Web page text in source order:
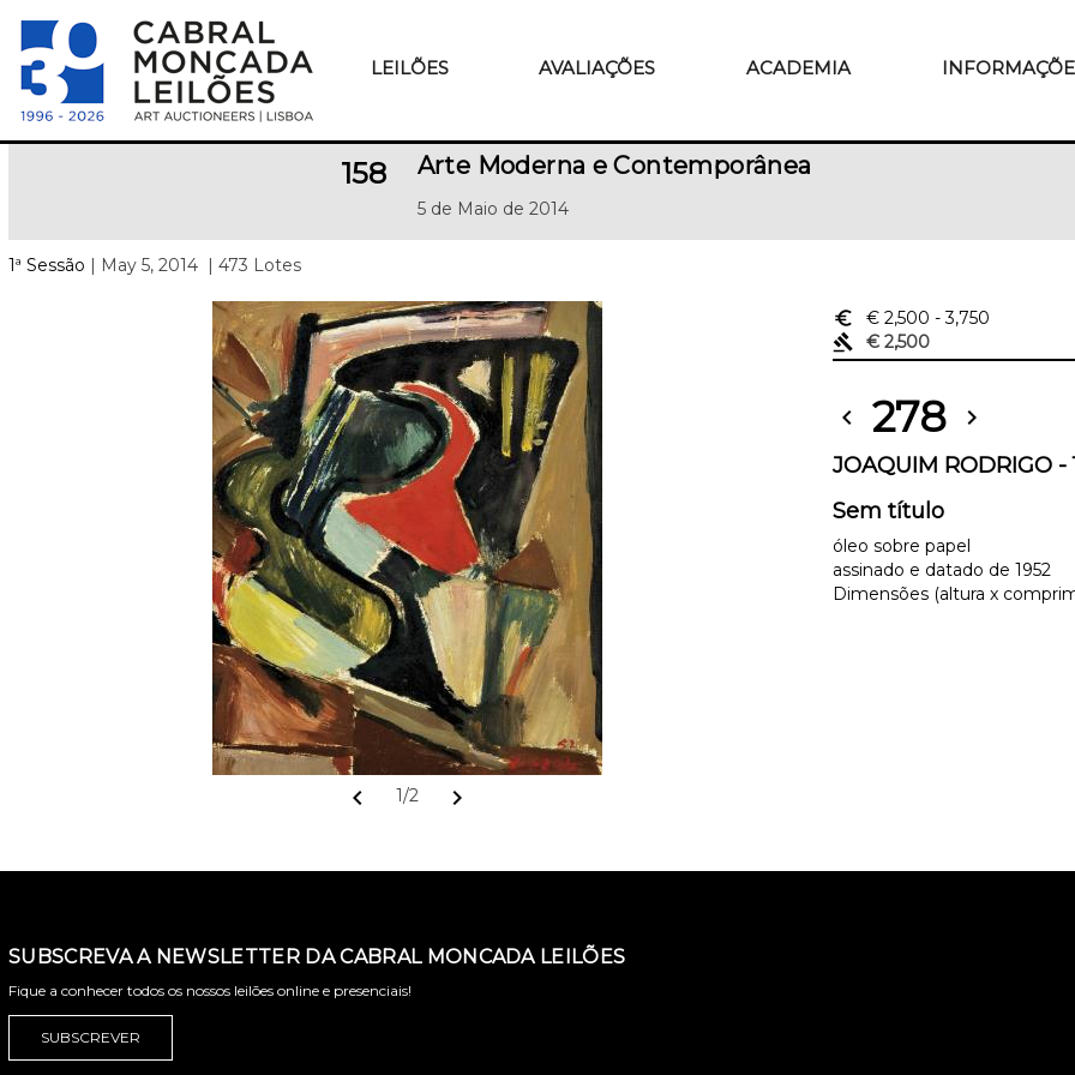
LEILÕES AVALIAÇÕES ACADEMIA
158 Arte Moderna e Contemporânea
5 de Maio de 2014
1ª Sessão | May 5, 2014 | 473 Lotes
chevron_left 1/2 chevron_right
euro_symbol € 2,500 - 3,750
gavel
€ 2,500
chevron_left 278 chevron_right
JOAQUIM RODRIGO -
Sem título
óleo sobre papel
assinado e datado de 1952
Dimensões (altura x
SUBSCREVA A NEWSLETTER DA CABRAL MONCADA LEILÕES
Fique a conhecer todos os nossos leilões online e presenciais!
SUBSCREVER